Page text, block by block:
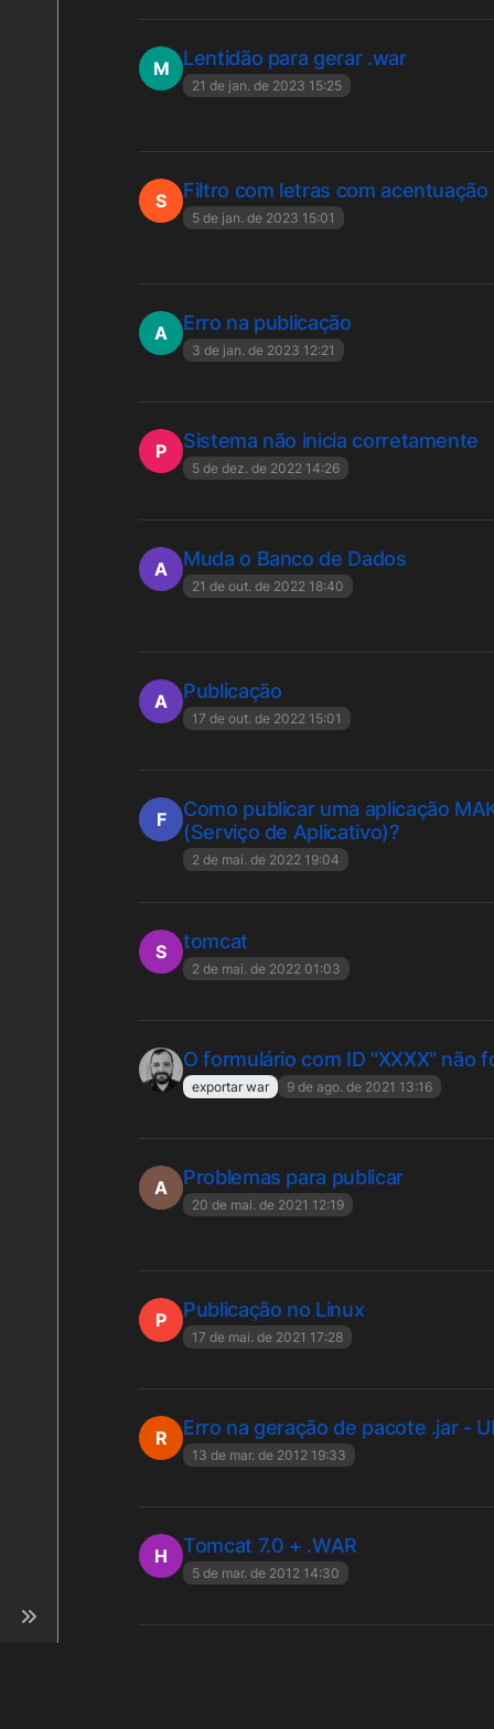
M Lentidão para gerar .war
21 de jan. de 2023 15:25
S Filtro com letras com
5 de jan. de 2023 15:01
A Erro na publicação
3 de jan. de 2023 12:21
P Sistema não inicia corretamente
5 de dez. de 2022 14:26
A Muda o Banco de Dados
21 de out. de 2022 18:40
A Publicação
17 de out. de 2022 15:01
F
Como publicar uma aplicação
(Serviço de Aplicativo)?
2 de mai. de 2022 19:04
S tomcat
2 de mai. de 2022 01:03
O formulário com ID "XXXX" não
exportar war 9 de ago. de 2021 13:16
A Problemas para publicar
20 de mai. de 2021 12:19
P Publicação no Linux
17 de mai. de 2021 17:28
R Erro na geração de pacote .jar -
13 de mar. de 2012 19:33
H Tomcat 7.0 + .WAR
5 de mar. de 2012 14:30